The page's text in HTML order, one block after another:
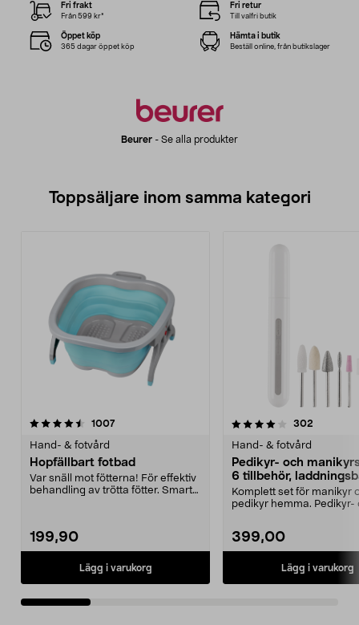
Beurer - Se alla produkter
Fri frakt
Från 599 kr*
Fri retur
Till valfri butik
Öppet köp
365 dagar öppet köp
Hämta i butik
Beställ online, från butikslager
Toppsäljare inom samma kategori
1007recensioner
Hand- & fotvård
Hopfällbart fotbad
Var snäll mot fötterna! För effektiv
behandling av trötta fötter. Smart
199,90
Lägg i varukorg
4.0 av 5 stjärnor 302
Hand- & fotvård
Pedikyr- och
6 tillbehör,
Komplett set för manikyr
pedikyr hemma. Pedikyr-
399,00
Lägg i varukorg
4.0 av 5 stjärnor